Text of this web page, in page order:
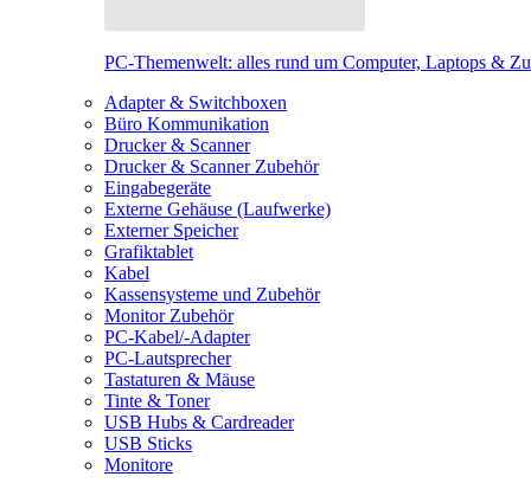
PC-Themenwelt: alles rund um Computer, Laptops &
Adapter & Switchboxen
Büro Kommunikation
Drucker & Scanner
Drucker & Scanner Zubehör
Eingabegeräte
Externe Gehäuse (Laufwerke)
Externer Speicher
Grafiktablet
Kabel
Kassensysteme und Zubehör
Monitor Zubehör
PC-Kabel/-Adapter
PC-Lautsprecher
Tastaturen & Mäuse
Tinte & Toner
USB Hubs & Cardreader
USB Sticks
Monitore